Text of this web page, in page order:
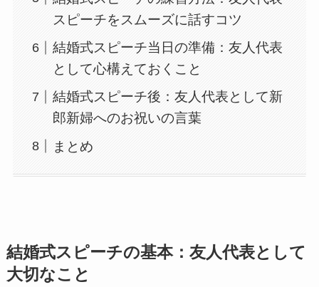
スピーチをスムーズに話すコツ
結婚式スピーチ当日の準備：友人代表
として心構えておくこと
結婚式スピーチ後：友人代表として新
郎新婦へのお祝いの言葉
まとめ
結婚式スピーチの基本：友人代表として
大切なこと